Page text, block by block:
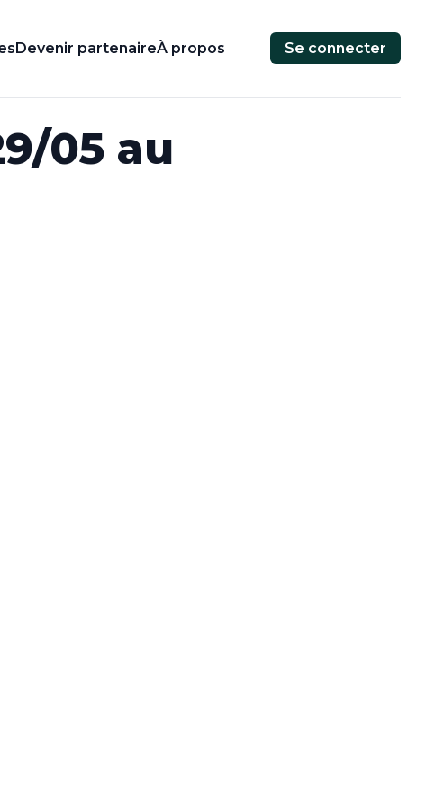
Devenir partenaireÀ propos Se connecter
05 au